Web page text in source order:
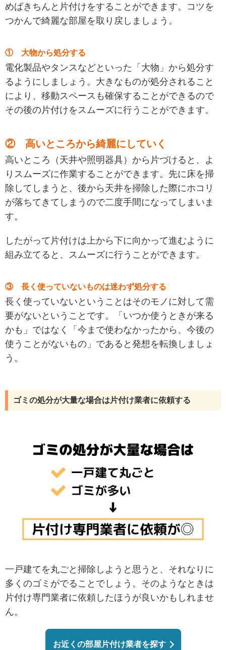
めばきちんと片付けをすることができます。コツを
つかんで綺麗な部屋を取り戻しましょう。
① 大物から処分する
電化製品やタンスなどといった「大物」から処分す
るようにしましょう。大きなものが処分されること
により、移動スペースも確保することができるので
その後の片付けをスムーズに行うことができます。
② 高いところから綺麗にしていく
高いところ（天井や照明器具）から片づけると、よ
りスムーズに作業することができます。先に床を掃
除してしまうと、後から天井を掃除した際にホコリ
が落ちてきてしまうので二度手間になってしまいま
す。
したがって片付けは上から下に向かって進むように
組み立てると、スムーズに行うことができます。
③ 長く使っていないものは迷わず処分する
長く使っていないということはそのモノに対して需
要がないということです。「いつか使うときが来る
かも」ではなく「今まで使わなかったから、今後の
使うことがないもの」であると発想を転換しましょ
う。
ゴミの処分が大量な場合は片付け業者に依頼する
一戸建てを丸ごと掃除しようと思うと、それなりに
多くのゴミがでることでしょう。そのようなときは
片付け専門業者に依頼したほうが良いかもしれませ
ん。
お近くの部屋片付け業者を探す